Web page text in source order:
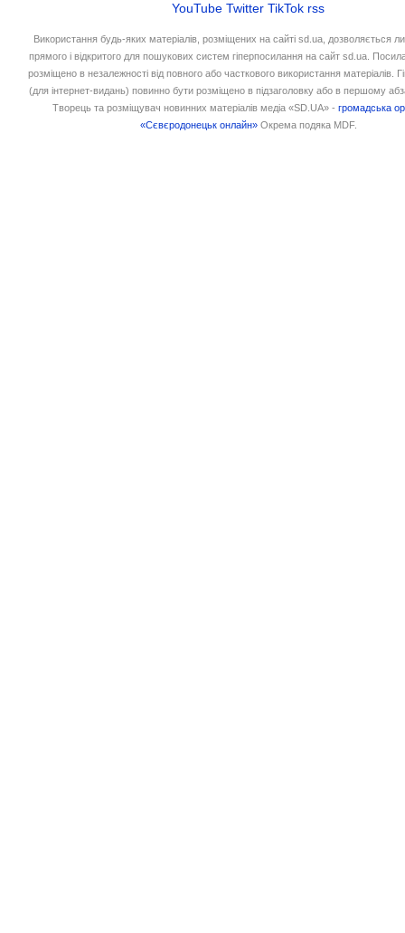
YouTube Twitter TikTok rss
Використання будь-яких матеріалів, розміщених на сайті sd.ua, дозволяється
прямого і відкритого для пошукових систем гіперпосилання на сайт sd.ua.
розміщено в незалежності від повного або часткового використання матеріалів.
(для інтернет-видань) повинно бути розміщено в підзаголовку або в першому
Творець та розміщувач новинних матеріалів медіа «SD.UA» -громадська
«Сєвєродонецьк онлайн» Окрема подяка MDF.